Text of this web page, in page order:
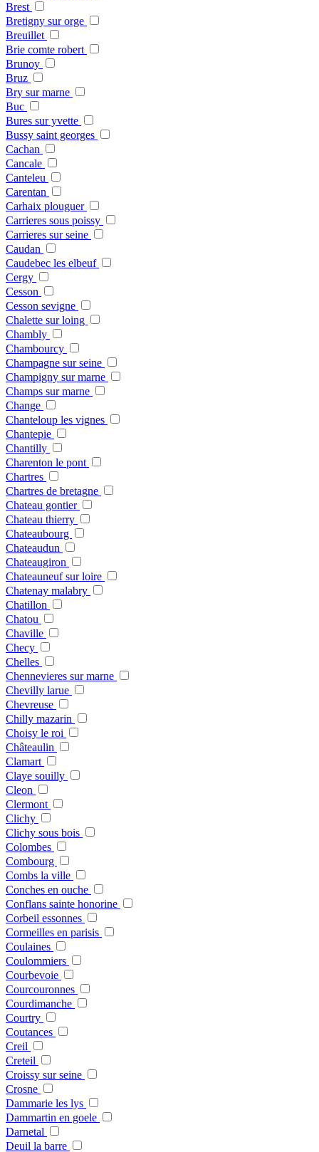
Brest
Bretigny sur orge
Breuillet
Brie comte robert
Brunoy
Bruz
Bry sur marne
Buc
Bures sur yvette
Bussy saint georges
Cachan
Cancale
Canteleu
Carentan
Carhaix plouguer
Carrieres sous poissy
Carrieres sur seine
Caudan
Caudebec les elbeuf
Cergy
Cesson
Cesson sevigne
Chalette sur loing
Chambly
Chambourcy
Champagne sur seine
Champigny sur marne
Champs sur marne
Change
Chanteloup les vignes
Chantepie
Chantilly
Charenton le pont
Chartres
Chartres de bretagne
Chateau gontier
Chateau thierry
Chateaubourg
Chateaudun
Chateaugiron
Chateauneuf sur loire
Chatenay malabry
Chatillon
Chatou
Chaville
Checy
Chelles
Chennevieres sur marne
Chevilly larue
Chevreuse
Chilly mazarin
Choisy le roi
Châteaulin
Clamart
Claye souilly
Cleon
Clermont
Clichy
Clichy sous bois
Colombes
Combourg
Combs la ville
Conches en ouche
Conflans sainte honorine
Corbeil essonnes
Cormeilles en parisis
Coulaines
Coulommiers
Courbevoie
Courcouronnes
Courdimanche
Courtry
Coutances
Creil
Creteil
Croissy sur seine
Crosne
Dammarie les lys
Dammartin en goele
Darnetal
Deuil la barre